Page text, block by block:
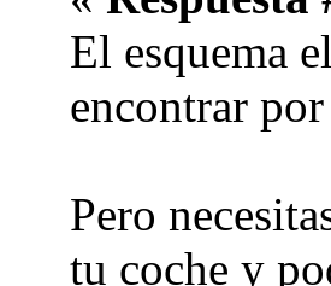
El esquema
encontrar
Pero
tu coche y